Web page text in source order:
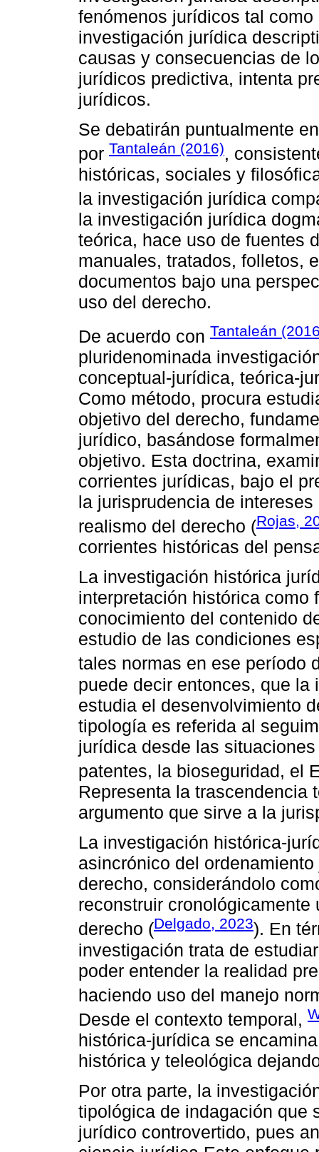
fenómenos jurídicos tal
investigación jurídica
causas y consecuencias de
jurídicos predictiva, intenta
jurídicos.
Se debatirán puntualmente
por Tantaleán (2016),
históricas, sociales y
la investigación jurídica
la investigación jurídica
teórica, hace uso de fuentes
manuales, tratados, folletos,
documentos bajo una
uso del derecho.
De acuerdo con Tantaleán
pluridenominada
conceptual-jurídica, teórica-
Como método, procura
objetivo del derecho,
jurídico, basándose
objetivo. Esta doctrina,
corrientes jurídicas, bajo el
la jurisprudencia de
realismo del derecho (Rojas,
corrientes históricas del
La investigación histórica
interpretación histórica como
conocimiento del contenido
estudio de las condiciones
tales normas en ese período
puede decir entonces, que
estudia el desenvolvimiento
tipología es referida al
jurídica desde las
patentes, la bioseguridad, el
Representa la trascendencia
argumento que sirve a la
La investigación histórica-
asincrónico del
derecho, considerándolo
reconstruir
derecho (Delgado, 2023). En
investigación trata de
poder entender la realidad
haciendo uso del manejo
Desde el contexto temporal,
histórica-jurídica se
histórica y teleológica
Por otra parte, la
tipológica de indagación que
jurídico controvertido, pues